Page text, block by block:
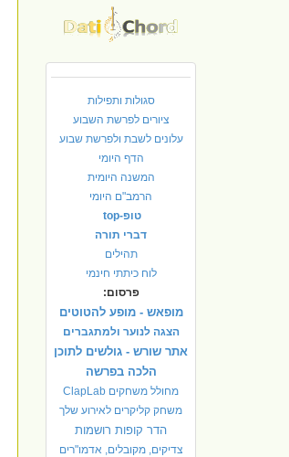
סגולות ותפילות
ציורים לפרשת השבוע
עלונים לשבת ולפרשת שבוע
הדף היומי
המשנה היומית
הרמב"ם היומי
טופ-top
דברי תורה
תהילים
לוח כיתתי חינמי
פרסום:
מופאש - מופע להטוטים
הצגה לנוער ולמתגברים
אתר שורש - גולשים לתוכן
הלכה בפרשה
מחולל משחקים ClapLab
משחק קליקרים לאירוע שלך
הדר קופות רושמות
צדיקים, מקובלים, אדמו"רים